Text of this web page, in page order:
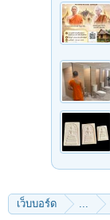
เว็บบอร์ด